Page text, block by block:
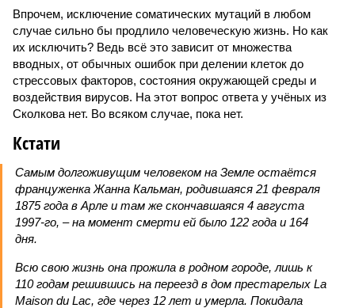
Впрочем, исключение соматических мутаций в любом
случае сильно бы продлило человеческую жизнь. Но как
их исключить? Ведь всё это зависит от множества
вводных, от обычных ошибок при делении клеток до
стрессовых факторов, состояния окружающей среды и
воздействия вирусов. На этот вопрос ответа у учёных из
Сколкова нет. Во всяком случае, пока нет.
Кстати
Самым долгоживущим человеком на Земле остаётся
француженка Жанна Кальман, родившаяся 21 февраля
1875 года в Арле и там же скончавшаяся 4 августа
1997-го, – на момент смерти ей было 122 года и 164
дня.
Всю свою жизнь она прожила в родном городе, лишь к
110 годам решившись на переезд в дом престарелых La
Maison du Lac, где через 12 лет и умерла. Покидала